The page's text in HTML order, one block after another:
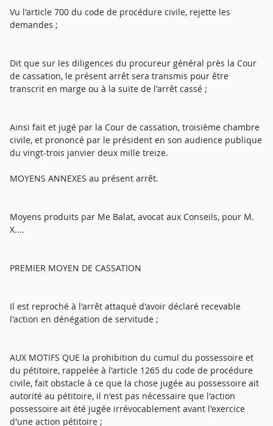
Vu l'article 700 du code de procédure civile, rejette les
demandes ;
Dit que sur les diligences du procureur général près la Cour
de cassation, le présent arrêt sera transmis pour être
transcrit en marge ou à la suite de l'arrêt cassé ;
Ainsi fait et jugé par la Cour de cassation, troisième chambre
civile, et prononcé par le président en son audience publique
du vingt-trois janvier deux mille treize.
MOYENS ANNEXES au présent arrêt.
Moyens produits par Me Balat, avocat aux Conseils, pour M.
X....
PREMIER MOYEN DE CASSATION
Il est reproché à l'arrêt attaqué d'avoir déclaré recevable
l'action en dénégation de servitude ;
AUX MOTIFS QUE la prohibition du cumul du possessoire et
du pétitoire, rappelée à l'article 1265 du code de procédure
civile, fait obstacle à ce que la chose jugée au possessoire ait
autorité au pétitoire, il n'est pas nécessaire que l'action
possessoire ait été jugée irrévocablement avant l'exercice
d'une action pétitoire ;